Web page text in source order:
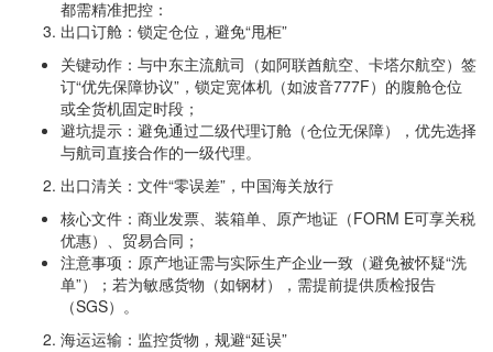
都需精准把控：
出口订舱：锁定仓位，避免“甩柜”
关键动作：与中东主流航司（如阿联酋航空、卡塔尔航空）签
订“优先保障协议”，锁定宽体机（如波音777F）的腹舱仓位
或全货机固定时段；
避坑提示：避免通过二级代理订舱（仓位无保障），优先选择
与航司直接合作的一级代理。
出口清关：文件“零误差”，中国海关放行
核心文件：商业发票、装箱单、原产地证（FORM E可享关税
优惠）、贸易合同；
注意事项：原产地证需与实际生产企业一致（避免被怀疑“洗
单”）；若为敏感货物（如钢材），需提前提供质检报告
（SGS）。
海运运输：监控货物，规避“延误”